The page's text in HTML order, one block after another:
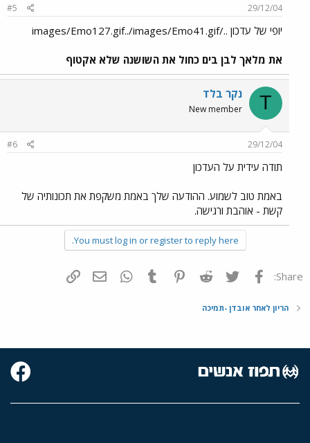
29/12/04
#5
יופי של עדכון ../images/Emo127.gif../images/Emo41.gif
את מלאך לבן בים כחול את השושנה שלא אקטוף
T Tנקר בל
New member
29/12/04
#6
תודה עידית על העדכון
באמת טוב לשמוע. ההודעה שלך באמת משקפת את תכונותיה של
קשת - אוהבת ורגישה.
You must log in or register to reply here.
Share: פייסבוק Twitter
Reddit
Pinterest
Tumblr
WhatsAppדואר אלקטרוני
הריון לאחר אובדן -תמיכה